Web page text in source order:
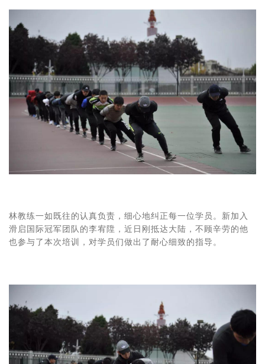
林教练一如既往的认真负责，细心地纠正每一位学员。新加入
滑启国际冠军团队的李宥陞，近日刚抵达大陆，不顾辛劳的他
也参与了本次培训，对学员们做出了耐心细致的指导。